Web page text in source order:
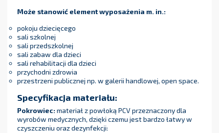
Może stanowić element wyposażenia m. in.:
pokoju dziecięcego
sali szkolnej
sali przedszkolnej
sali zabaw dla dzieci
sali rehabilitacji dla dzieci
przychodni zdrowia
przestrzeni publicznej np. w galerii handlowej, open space.
Specyfikacja materiału:
Pokrowiec:materiał z powłoką PCV przeznaczony dla
wyrobów medycznych, dzięki czemu jest bardzo łatwy w
czyszczeniu oraz dezynfekcji: